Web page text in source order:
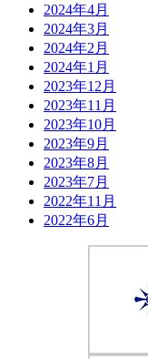
2024年4月
2024年3月
2024年2月
2024年1月
2023年12月
2023年11月
2023年10月
2023年9月
2023年8月
2023年7月
2022年11月
2022年6月